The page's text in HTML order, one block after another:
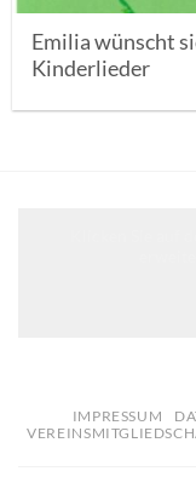
Emilia wünscht
Kinderlieder
IMPRESSUM